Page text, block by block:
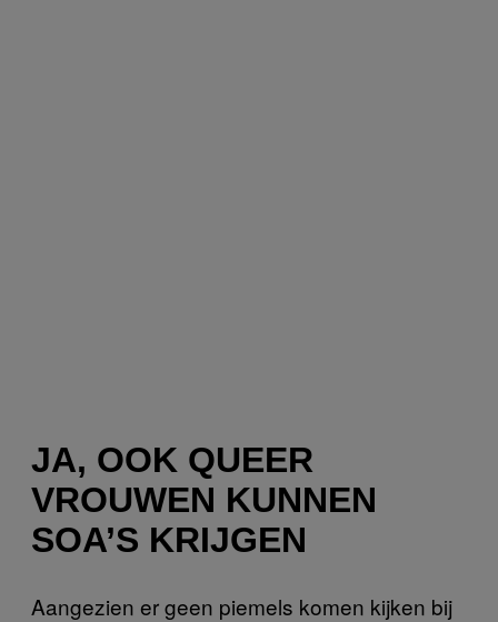
JA, OOK QUEER
VROUWEN KUNNEN
SOA’S KRIJGEN
Aangezien er geen piemels komen kijken bij